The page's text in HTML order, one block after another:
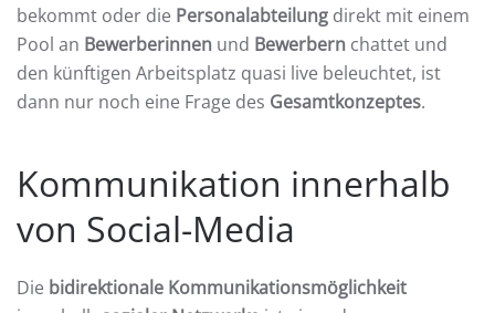
bekommt oder die Personalabteilung direkt mit einem
Pool an Bewerberinnen und Bewerbern chattet und
den künftigen Arbeitsplatz quasi live beleuchtet, ist
dann nur noch eine Frage des Gesamtkonzeptes.
Kommunikation innerhalb
von Social-Media
Die bidirektionale Kommunikationsmöglichkeit